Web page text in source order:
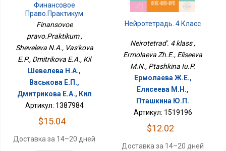
Финансовое
Право.Практикум
Finansovoe
pravo.Praktikum ,
Sheveleva N.A., Vas'kova
E.P., Dmitrikova E.A., Kil
Шевелева Н.А.,
Васькова Е.П.,
Дмитрикова Е.А., Кил
Артикул: 1387984
$15.04
Доставка за 14–20 дней
Нейротетрадь. 4 Класс
Neirotetrad'. 4 klass ,
Ermolaeva Zh.E., Eliseeva
M.N., Ptashkina Iu.P.
Ермолаева Ж.Е.,
Елисеева М.Н.,
Пташкина Ю.П.
Артикул: 1519196
$12.02
Доставка за 14–20 дней